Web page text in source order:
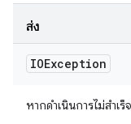
ส่ง
IOException
หากดำเนินการไม่สำเร็จ